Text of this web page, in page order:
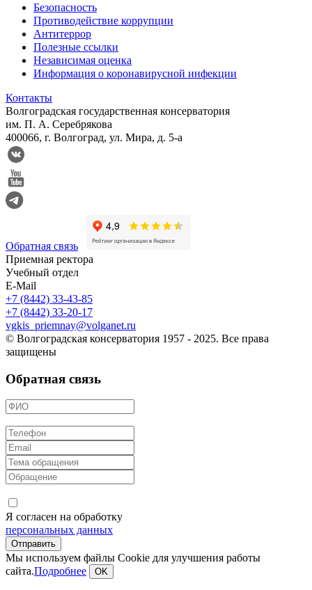
Безопасность
Противодействие коррупции
Антитеррор
Полезные ссылки
Независимая оценка
Информация о коронавирусной инфекции
Контакты
Волгоградская государственная консерватория
им. П. А. Серебрякова
400066, г. Волгоград, ул. Мира, д. 5-а
Обратная связь
Приемная ректора
Учебный отдел
E-Mail
+7 (8442) 33-43-85
+7 (8442) 33-20-17
vgkis_priemnay@volganet.ru
© Волгоградская консерватория 1957 - 2025. Все права
защищены
Обратная связь
Я согласен на обработку
персональных данных
Мы используем файлы Cookie для улучшения работы
сайта.Подробнее OK